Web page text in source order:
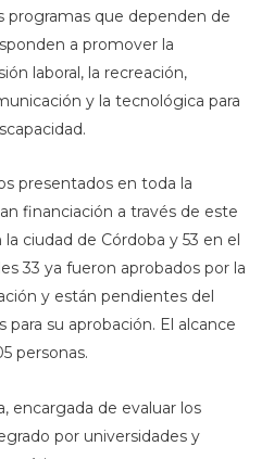
programas que dependen de
a promover la
laboral, la recreación,
y la tecnológica para
presentados en toda la
financiación a través de este
ciudad de Córdoba y 53 en el
33 ya fueron aprobados por la
y están pendientes del
para su aprobación. El alcance
personas.
encargada de evaluar los
por universidades y